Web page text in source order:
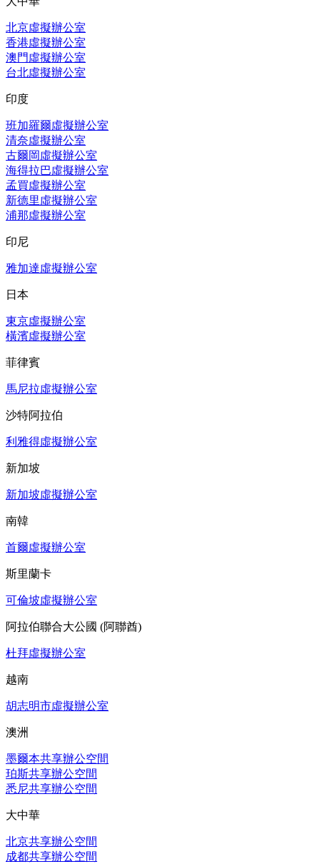
北京虛擬辦公室
香港虛擬辦公室
澳門虛擬辦公室
台北虛擬辦公室
印度
班加羅爾虛擬辦公室
清奈虛擬辦公室
古爾岡虛擬辦公室
海得拉巴虛擬辦公室
孟買虛擬辦公室
新德里虛擬辦公室
浦那虛擬辦公室
印尼
雅加達虛擬辦公室
日本
東京虛擬辦公室
橫濱虛擬辦公室
菲律賓
馬尼拉虛擬辦公室
沙特阿拉伯
利雅得虛擬辦公室
新加坡
新加坡虛擬辦公室
南韓
首爾虛擬辦公室
斯里蘭卡
可倫坡虛擬辦公室
阿拉伯聯合大公國 (阿聯酋)
杜拜虛擬辦公室
越南
胡志明市虛擬辦公室
澳洲
墨爾本共享辦公空間
珀斯共享辦公空間
悉尼共享辦公空間
大中華
北京共享辦公空間
成都共享辦公空間